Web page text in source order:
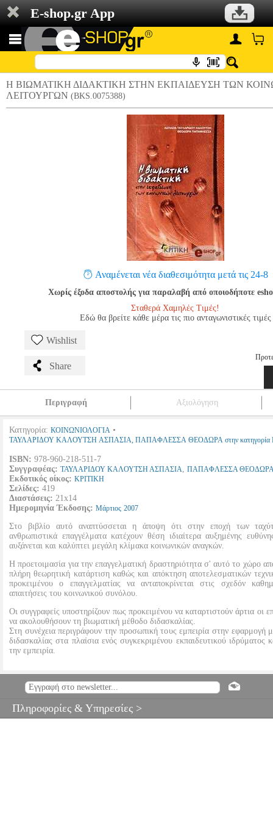
E-shop.gr App
Η ΒΙΩΜΑΤΙΚΗ ΔΙΔΑΚΤΙΚΗ ΣΤΗΝ ΕΚΠΑΙΔΕΥΣΗ ΤΩΝ
ΛΕΙΤΟΥΡΓΩΝ (BKS.0075388)
Αναμένεται νέα διαθεσιμότητα μετά τις 24-8
Χωρίς έξοδα αποστολής για παραλαβή από οποιοδήποτε
Σταθερά Χαμηλές Τιμές!
Εδώ θα βρείτε κάθε μέρα τις πιο ανταγωνιστικές τιμές
Wishlist
Share
Περιγραφή Αξιολόγηση
Κατηγορία: ΚΟΙΝΩΝΙΟΛΟΓΙΑ •
ΤΑΥΛΑΡΙΔΟΥ ΚΑΛΟΥΤΣΗ ΑΣΠΑΣΙΑ, ΠΑΠΑΦΛΕΣΣΑ ΘΕΟΔΩΡΑ στην
ISBN: 978-960-218-511-7
Συγγραφέας: ΤΑΥΛΑΡΙΔΟΥ ΚΑΛΟΥΤΣΗ ΑΣΠΑΣΙΑ, ΠΑΠΑΦΛΕΣΣΑ
Εκδοτικός οίκος: ΚΡΙΤΙΚΗ
Σελίδες: 419
Διαστάσεις: 21x14
Ημερομηνία Έκδοσης: Μάρτιος 2007
Στο βιβλίο αυτό αναπτύσσεται η άποψη ότι στην εποχή των
ανθρωπιστικά επαγγέλματα κατέχουν θέση ιδιαίτερα αυξημένης
αυξάνεται και καλύπτει μεγάλη κλίμακα κοινωνικών αναγκών.
Η προετοιμασία για την επαγγελματική δραστηριότητα σ' αυτό το χώρο
πλήρη θεωρητική κατάρτιση καθώς και απόκτηση αποτελεσματικών
προκειμένου ο επαγγελματίας να ανταποκρίνεται στις σχεδόν
απαιτήσεις του κοινωνικού συνόλου.
Οι συγγραφείς υποστηρίζουν πως προκειμένου να καταρτιστούν άρτια οι
να ακολουθήσουν τη βιωματική μέθοδο διδασκαλίας.
Στη συνέχεια περιγράφουν την προσωπική τους εμπειρία στην εφαρμογή
διδασκαλίας στα πλαίσια ενός συγκεκριμένου εκπαιδευτικού ιδρύματος
την εμπειρία.
ΛΕΙΤΟΥΡΓΩΝ BKS.0075388
ΤΑΥΛΑΡΙΔΟΥ
ΠΑΠΑΦΛΕΣΣΑ ΘΕΟΔΩΡΑ ΚΟΙΝΩΝΙΟΛΟΓΙΑ
Πληροφορίες & Υπηρεσίες >